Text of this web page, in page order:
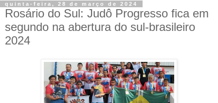
quinta-feira, 28 de março de 2024
Rosário do Sul: Judô Progresso fica em
segundo na abertura do sul-brasileiro
2024